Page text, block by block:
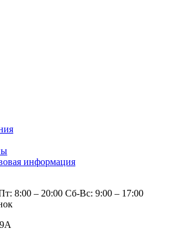
информация
8:00 – 20:00 Сб-Вс: 9:00 – 17:00